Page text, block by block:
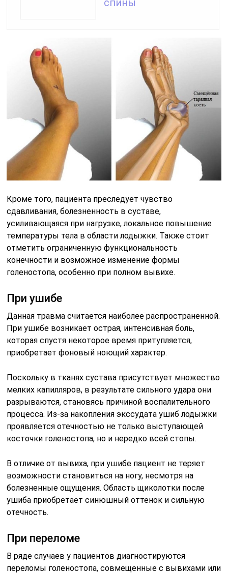
Кроме того, пациента преследует чувство
сдавливания, болезненность в суставе,
усиливающаяся при нагрузке, локальное повышение
температуры тела в области лодыжки. Также стоит
отметить ограниченную функциональность
конечности и возможное изменение формы
голеностопа, особенно при полном вывихе.
При ушибе
Данная травма считается наиболее распространенной.
При ушибе возникает острая, интенсивная боль,
которая спустя некоторое время притупляется,
приобретает фоновый ноющий характер.
Поскольку в тканях сустава присутствует множество
мелких капилляров, в результате сильного удара они
разрываются, становясь причиной воспалительного
процесса. Из-за накопления экссудата ушиб лодыжки
проявляется отечностью не только выступающей
косточки голеностопа, но и нередко всей стопы.
В отличие от вывиха, при ушибе пациент не теряет
возможности становиться на ногу, несмотря на
болезненные ощущения. Область щиколотки после
ушиба приобретает синюшный оттенок и сильную
отечность.
При переломе
В ряде случаев у пациентов диагностируются
переломы голеностопа, совмещенные с вывихами или